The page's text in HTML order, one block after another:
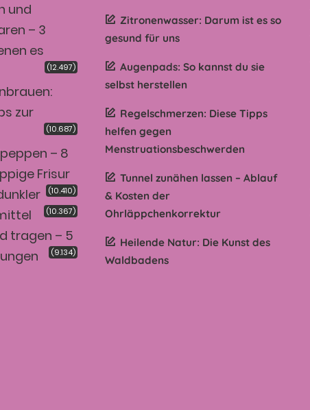
und
– 3
es
(12.497)
zur
(10.687)
– 8
Frisur
(10.410)
(10.367)
tragen – 5
(9.134)
Zitronenwasser: Darum ist es so
gesund für uns
Augenpads: So kannst du sie
selbst herstellen
Regelschmerzen: Diese Tipps
helfen gegen
Menstruationsbeschwerden
Tunnel zunähen lassen – Ablauf
& Kosten der
Ohrläppchenkorrektur
Heilende Natur: Die Kunst des
Waldbadens